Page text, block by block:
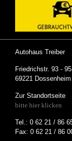
Autohaus Treiber
Friedrichstr. 93 - 95
69221 Dossenheim
Zur Standortseite
bitte hier klicken
Tel.: 0 62 21 / 86
Fax: 0 62 21 / 86